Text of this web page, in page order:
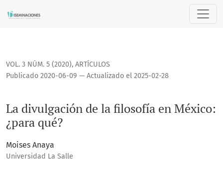
La divulgación de la filosofía en México: ¿para qué?
VOL. 3 NÚM. 5 (2020), ARTÍCULOS
La divulgación de la filosofía en México:
¿para qué?
Publicado 2020-06-09 — Actualizado el 2025-02-28
Moises Anaya
Universidad La Salle